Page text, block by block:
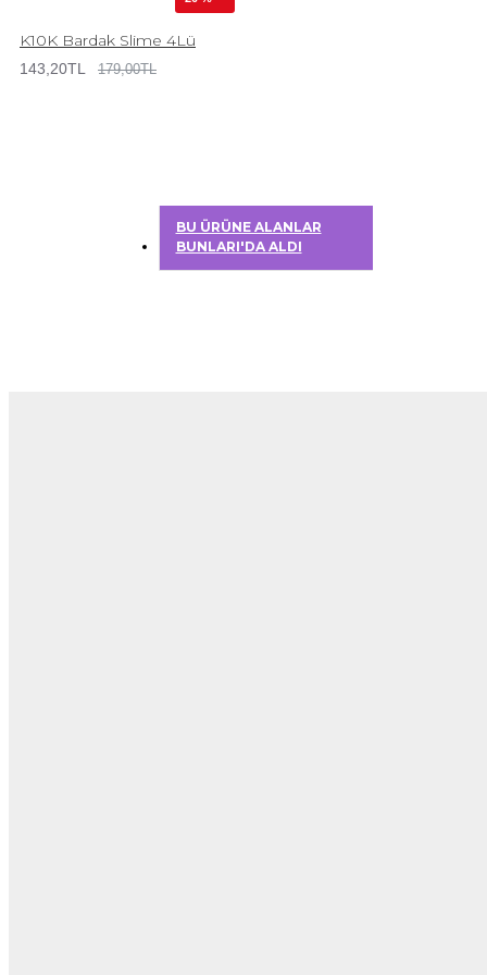
K10K Bardak Slime 4Lü
143,20TL 179,00TL
BU ÜRÜNE ALANLAR
BUNLARI'DA ALDI